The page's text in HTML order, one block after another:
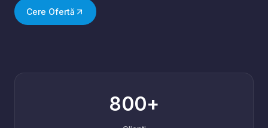
Cere Ofertă
800+